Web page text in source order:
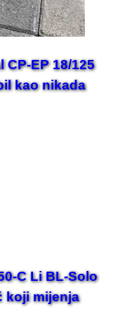
EP 18/125
kao nikada
C Li BL-Solo
koji mijenja